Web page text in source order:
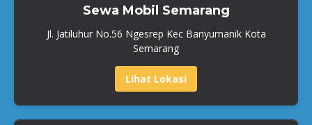
Sewa Mobil Semarang
Jl. Jatiluhur No.56 Ngesrep Kec Banyumanik Kota
Semarang
Lihat Lokasi